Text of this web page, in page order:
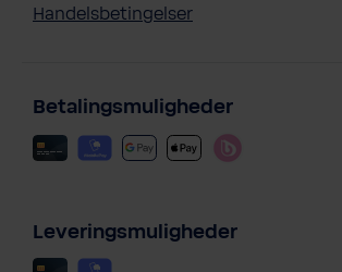
Handelsbetingelser
Betalingsmuligheder
Leveringsmuligheder